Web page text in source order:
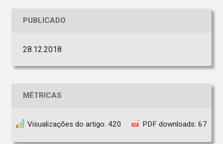
PUBLICADO
28.12.2018
MÉTRICAS
Visualizações do artigo: 420 PDF downloads: 67